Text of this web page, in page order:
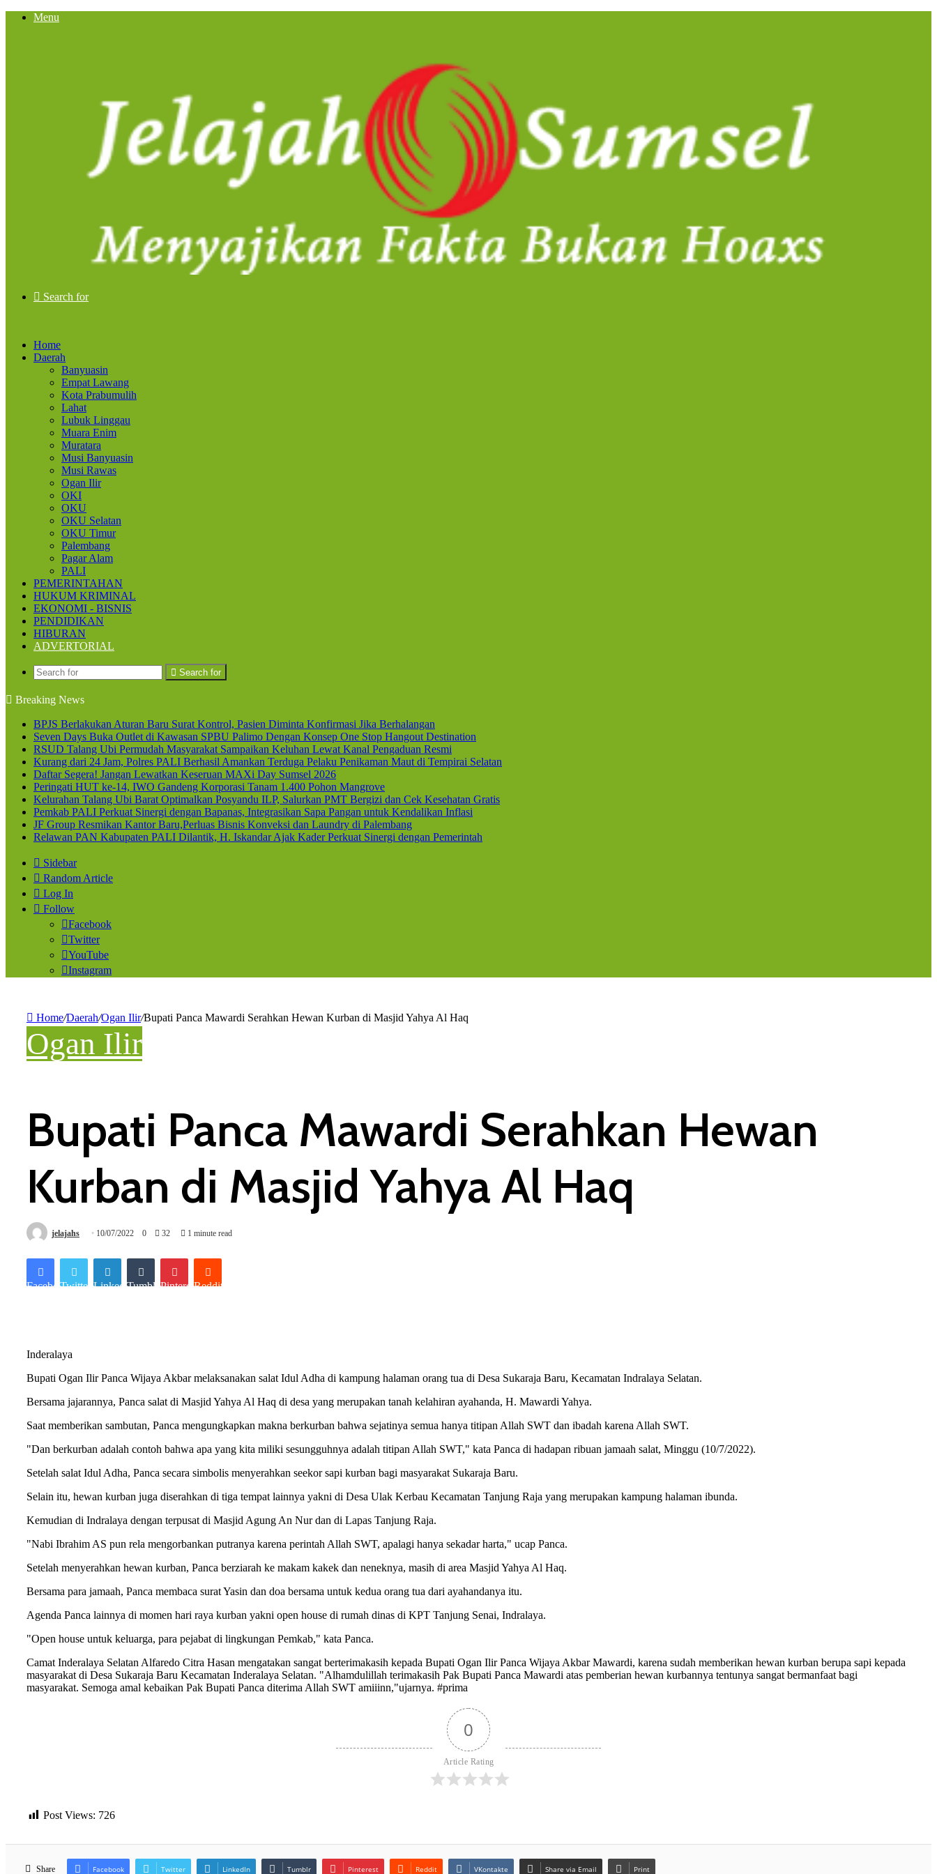
Menu
Search for
Home
Daerah
Banyuasin
Empat Lawang
Kota Prabumulih
Lahat
Lubuk Linggau
Muara Enim
Muratara
Musi Banyuasin
Musi Rawas
Ogan Ilir
OKI
OKU
OKU Selatan
OKU Timur
Palembang
Pagar Alam
PALI
PEMERINTAHAN
HUKUM KRIMINAL
EKONOMI - BISNIS
PENDIDIKAN
HIBURAN
ADVERTORIAL
Search for
Breaking News
BPJS Berlakukan Aturan Baru Surat Kontrol, Pasien Diminta Konfirmasi Jika Berhalangan
Seven Days Buka Outlet di Kawasan SPBU Palimo Dengan Konsep One Stop Hangout Destination
RSUD Talang Ubi Permudah Masyarakat Sampaikan Keluhan Lewat Kanal Pengaduan Resmi
Kurang dari 24 Jam, Polres PALI Berhasil Amankan Terduga Pelaku Penikaman Maut di Tempirai Selatan
Daftar Segera! Jangan Lewatkan Keseruan MAXi Day Sumsel 2026
Peringati HUT ke-14, IWO Gandeng Korporasi Tanam 1.400 Pohon Mangrove
Kelurahan Talang Ubi Barat Optimalkan Posyandu ILP, Salurkan PMT Bergizi dan Cek Kesehatan Gratis
Pemkab PALI Perkuat Sinergi dengan Bapanas, Integrasikan Sapa Pangan untuk Kendalikan Inflasi
JF Group Resmikan Kantor Baru,Perluas Bisnis Konveksi dan Laundry di Palembang
Relawan PAN Kabupaten PALI Dilantik, H. Iskandar Ajak Kader Perkuat Sinergi dengan Pemerintah
Sidebar
Random Article
Log In
Follow
Facebook
Twitter
YouTube
Instagram
Home/Daerah/Ogan Ilir/Bupati Panca Mawardi Serahkan Hewan Kurban di Masjid Yahya Al Haq
Ogan Ilir
Bupati Panca Mawardi Serahkan Hewan
Kurban di Masjid Yahya Al Haq
jelajahs 10/07/2022 0 32 1 minute read
FacebookTwitter LinkedInTumblr PinterestReddit
Inderalaya
Bupati Ogan Ilir Panca Wijaya Akbar melaksanakan salat Idul Adha di kampung halaman orang tua di Desa Sukaraja Baru, Kecamatan Indralaya Selatan.
Bersama jajarannya, Panca salat di Masjid Yahya Al Haq di desa yang merupakan tanah kelahiran ayahanda, H. Mawardi Yahya.
Saat memberikan sambutan, Panca mengungkapkan makna berkurban bahwa sejatinya semua hanya titipan Allah SWT dan ibadah karena Allah SWT.
"Dan berkurban adalah contoh bahwa apa yang kita miliki sesungguhnya adalah titipan Allah SWT," kata Panca di hadapan ribuan jamaah salat, Minggu (10/7/2022).
Setelah salat Idul Adha, Panca secara simbolis menyerahkan seekor sapi kurban bagi masyarakat Sukaraja Baru.
Selain itu, hewan kurban juga diserahkan di tiga tempat lainnya yakni di Desa Ulak Kerbau Kecamatan Tanjung Raja yang merupakan kampung halaman ibunda.
Kemudian di Indralaya dengan terpusat di Masjid Agung An Nur dan di Lapas Tanjung Raja.
"Nabi Ibrahim AS pun rela mengorbankan putranya karena perintah Allah SWT, apalagi hanya sekadar harta," ucap Panca.
Setelah menyerahkan hewan kurban, Panca berziarah ke makam kakek dan neneknya, masih di area Masjid Yahya Al Haq.
Bersama para jamaah, Panca membaca surat Yasin dan doa bersama untuk kedua orang tua dari ayahandanya itu.
Agenda Panca lainnya di momen hari raya kurban yakni open house di rumah dinas di KPT Tanjung Senai, Indralaya.
"Open house untuk keluarga, para pejabat di lingkungan Pemkab," kata Panca.
Camat Inderalaya Selatan Alfaredo Citra Hasan mengatakan sangat berterimakasih kepada Bupati Ogan Ilir Panca Wijaya Akbar Mawardi, karena sudah memberikan hewan kurban berupa sapi kepada
masyarakat di Desa Sukaraja Baru Kecamatan Inderalaya Selatan. "Alhamdulillah terimakasih Pak Bupati Panca Mawardi atas pemberian hewan kurbannya tentunya sangat bermanfaat bagi
masyarakat. Semoga amal kebaikan Pak Bupati Panca diterima Allah SWT amiiinn,"ujarnya. #prima
0
Article Rating
Post Views: 726
Share Facebook Twitter LinkedIn Tumblr Pinterest Reddit VKontakte Share via Email Print